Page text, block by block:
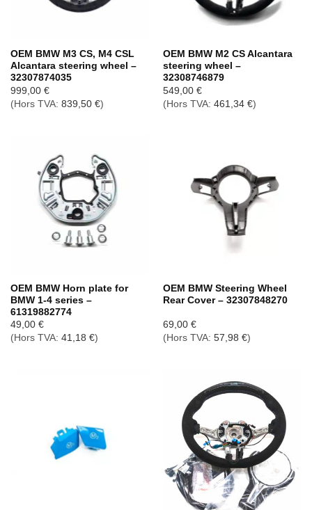
OEM BMW M3 CS, M4 CSL
Alcantara steering wheel –
32307874035
999,00 €
(Hors TVA: 839,50 €)
OEM BMW M2 CS Alcantara
steering wheel –
32308746879
549,00 €
(Hors TVA: 461,34 €)
OEM BMW Horn plate for
BMW 1-4 series –
61319882774
49,00 €
(Hors TVA: 41,18 €)
OEM BMW Steering Wheel
Rear Cover – 32307848270
69,00 €
(Hors TVA: 57,98 €)